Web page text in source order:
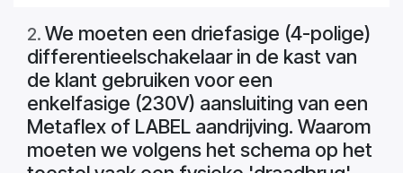
2. We moeten een driefasige (4-polige)
differentieelschakelaar in de kast van
de klant gebruiken voor een
enkelfasige (230V) aansluiting van een
Metaflex of LABEL aandrijving. Waarom
moeten we volgens het schema op het